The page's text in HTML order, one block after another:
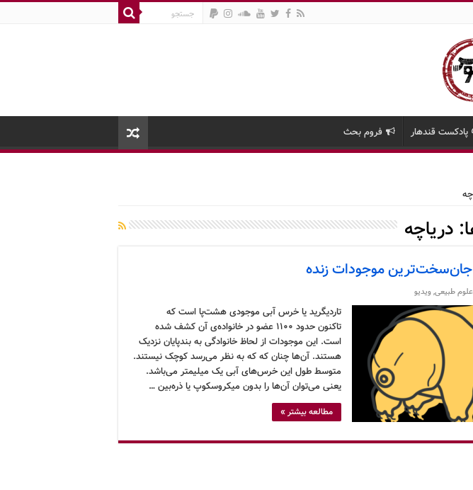
پادکست قندهار فروم بحث
دریاچه
جان‌سخت‌ترین موجودات زنده
علوم طبیعی,ویدیو
تاردیگرید یا خرس آبی موجودی هشت‌پا است که
تاکنون حدود ۱۱۰۰ عضو در خانواده‌ی آن کشف شده
است. این موجودات از لحاظ خانوادگی به بندپایان نزدیک
هستند. آن‌ها چنان که که به نظر می‌رسد کوچک نیستند.
متوسط طول این خرس‌های آبی یک میلیمتر می‌باشد.
یعنی می‌توان آن‌ها را بدون میکروسکوپ یا ذره‌بین …
مطالعه بیشتر »